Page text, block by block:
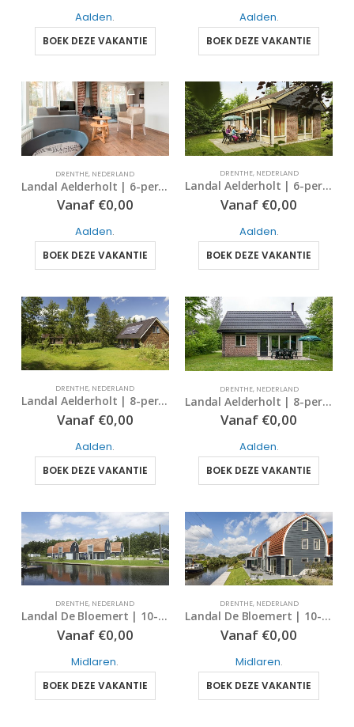
Aalden.
BOEK DEZE VAKANTIE
Aalden.
BOEK DEZE VAKANTIE
DRENTHE, NEDERLAND
Landal Aelderholt | 6-persoonshondenbungalow – comfort | type 6CD | Aalden, Drenthe
Vanaf €0,00
Aalden.
BOEK DEZE VAKANTIE
DRENTHE, NEDERLAND
Landal Aelderholt | 6-persoonskinderbungalow | type 6CK | Aalden, Drenthe
Vanaf €0,00
Aalden.
BOEK DEZE VAKANTIE
DRENTHE, NEDERLAND
Landal Aelderholt | 8-persoonsbungalow – Eco | type 8ECO | Aalden, Drenthe
Vanaf €0,00
Aalden.
BOEK DEZE VAKANTIE
DRENTHE, NEDERLAND
Landal Aelderholt | 8-persoonsbungalow | type 8C | Aalden, Drenthe
Vanaf €0,00
Aalden.
BOEK DEZE VAKANTIE
DRENTHE, NEDERLAND
Landal De Bloemert | 10-persoonsbungalow – luxe | type 10L | Midlaren, Drenthe
Vanaf €0,00
Midlaren.
BOEK DEZE VAKANTIE
DRENTHE, NEDERLAND
Landal De Bloemert | 10-persoonsbungalow – luxe | type 10LZ | Midlaren, Drenthe
Vanaf €0,00
Midlaren.
BOEK DEZE VAKANTIE